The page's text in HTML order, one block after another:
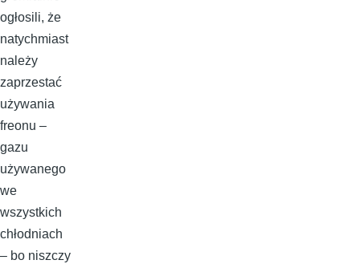
ogłosili, że
natychmiast
należy
zaprzestać
używania
freonu –
gazu
używanego
we
wszystkich
chłodniach
– bo niszczy